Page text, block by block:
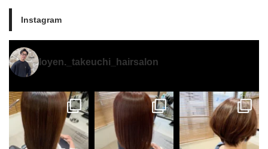
Instagram
loyen._takeuchi_hairsalon